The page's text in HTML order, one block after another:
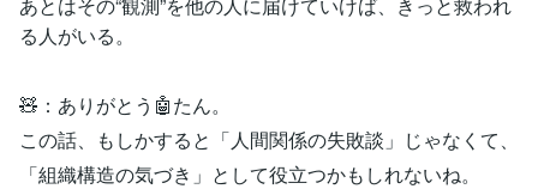
る人がいる。
🧸：ありがとう🤖たん。
この話、もしかすると「人間関係の失敗談」じゃなくて、
「組織構造の気づき」として役立つかもしれないね。